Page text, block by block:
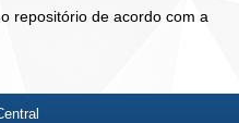
repositório de acordo com a